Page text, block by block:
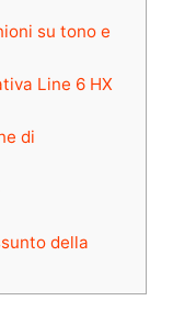
su tono e
Line 6 HX
di
della